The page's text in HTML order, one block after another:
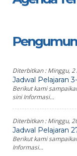
Diterbitkan :Minggu, 2
Jadwal Pelajaran
Berikut kami
sini Informasi...
Diterbitkan :Minggu,
Jadwal Pelajaran
Berikut kami
Informasi...